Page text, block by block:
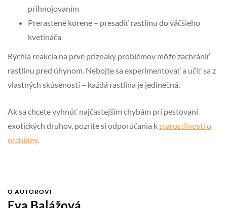
prihnojovaním
Prerastené korene – presadiť rastlinu do väčšieho
kvetináča
Rýchla reakcia na prvé príznaky problémov môže zachrániť
rastlinu pred úhynom. Nebojte sa experimentovať a učiť sa z
vlastných skúseností – každá rastlina je jedinečná.
Ak sa chcete vyhnúť najčastejším chybám pri pestovaní
exotických druhov, pozrite si odporúčania kstarostlivosti o
orchidey.
O AUTOROVI